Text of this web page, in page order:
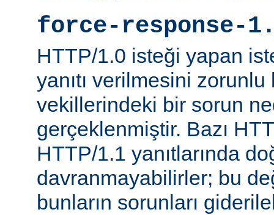
force-response-
HTTP/1.0 isteği yapan
yanıtı verilmesini zorunlu
vekillerindeki bir sorun
gerçeklenmiştir. Bazı
HTTP/1.1 yanıtlarında
davranmayabilirler; bu
bunların sorunları